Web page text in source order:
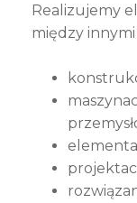
Realizujemy
między innymi